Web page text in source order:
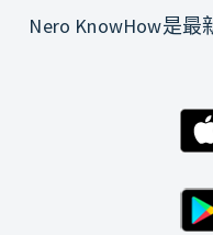
Nero KnowHow是最